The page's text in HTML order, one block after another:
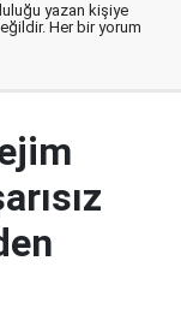
yazan kişiye
Her bir yorum